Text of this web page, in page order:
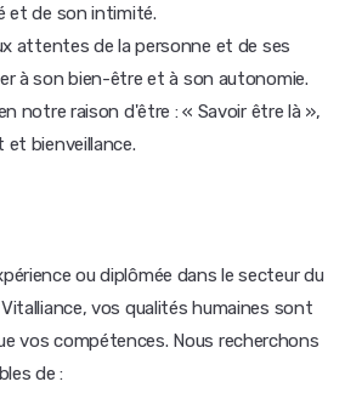
et de son intimité.
attentes de la personne et de ses
à son bien-être et à son autonomie.
notre raison d'être : « Savoir être là »,
bienveillance.
ou diplômée dans le secteur du
vos qualités humaines sont
vos compétences. Nous recherchons
de :